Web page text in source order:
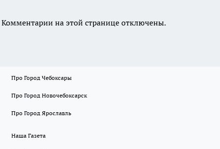
Комментарии на этой странице отключены.
Про Город Чебоксары
Про Город Новочебоксарск
Про Город Ярославль
Наша Газета